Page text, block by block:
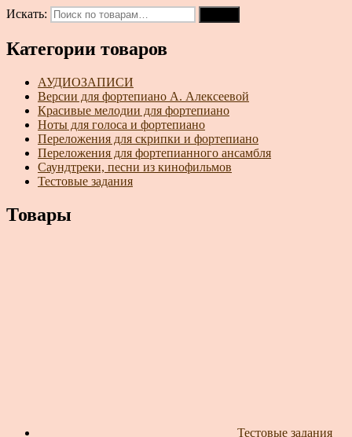
Искать:
Категории товаров
АУДИОЗАПИСИ
Версии для фортепиано А. Алексеевой
Красивые мелодии для фортепиано
Ноты для голоса и фортепиано
Переложения для скрипки и фортепиано
Переложения для фортепианного ансамбля
Саундтреки, песни из кинофильмов
Тестовые задания
Товары
Тестовые задания